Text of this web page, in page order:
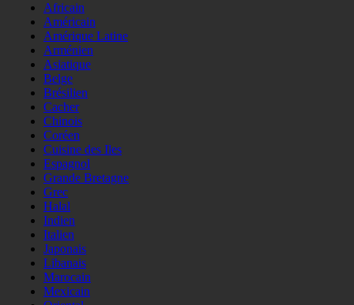
Africain
Américain
Amérique Latine
Arménien
Asiatique
Belge
Brésilien
Cacher
Chinois
Coréen
Cuisine des Iles
Espagnol
Grande Bretagne
Grec
Halal
Indien
Italien
Japonais
Libanais
Marocain
Mexicain